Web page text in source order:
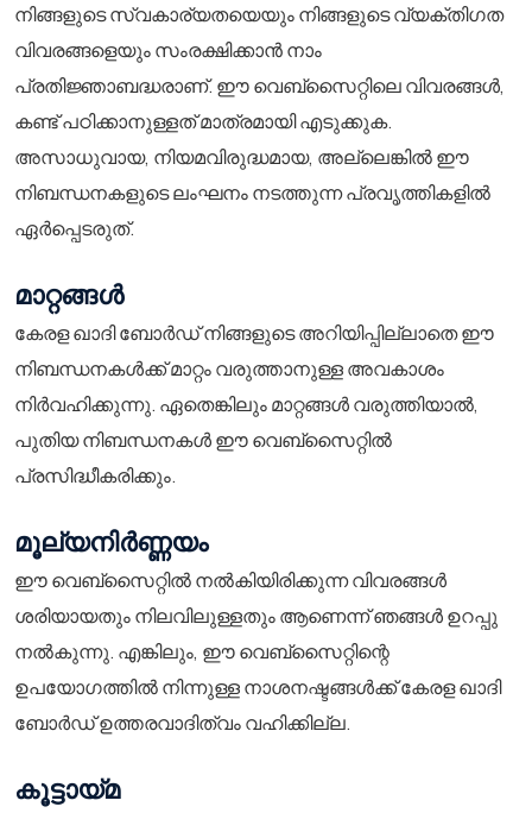
നിങ്ങളുടെ സ്വകാര്യതയെയും നിങ്ങളുടെ വ്യക്തിഗത
വിവരങ്ങളെയും സംരക്ഷിക്കാൻ നാം
പ്രതിജ്ഞാബദ്ധരാണ്. ഈ വെബ്സൈറ്റിലെ വിവരങ്ങൾ,
കണ്ട് പഠിക്കാനുള്ളത് മാത്രമായി എടുക്കുക.
അസാധുവായ, നിയമവിരുദ്ധമായ, അല്ലെങ്കിൽ ഈ
നിബന്ധനകളുടെ ലംഘനം നടത്തുന്ന പ്രവൃത്തികളിൽ
ഏർപ്പെടരുത്.
മാറ്റങ്ങൾ
കേരള ഖാദി ബോർഡ് നിങ്ങളുടെ അറിയിപ്പില്ലാതെ ഈ
നിബന്ധനകൾക്ക് മാറ്റം വരുത്താനുള്ള അവകാശം
നിർവഹിക്കുന്നു. ഏതെങ്കിലും മാറ്റങ്ങൾ വരുത്തിയാൽ,
പുതിയ നിബന്ധനകൾ ഈ വെബ്സൈറ്റിൽ
പ്രസിദ്ധീകരിക്കും.
മൂല്യനിർണ്ണയം
ഈ വെബ്സൈറ്റിൽ നൽകിയിരിക്കുന്ന വിവരങ്ങൾ
ശരിയായതും നിലവിലുള്ളതും ആണെന്ന് ഞങ്ങൾ ഉറപ്പു
നൽകുന്നു. എങ്കിലും, ഈ വെബ്സൈറ്റിന്റെ
ഉപയോഗത്തിൽ നിന്നുള്ള നാശനഷ്ടങ്ങൾക്ക് കേരള ഖാദി
ബോർഡ് ഉത്തരവാദിത്വം വഹിക്കില്ല.
കൂട്ടായ്മ